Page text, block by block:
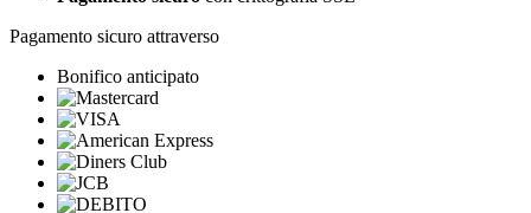
Pagamento sicuro attraverso
Bonifico anticipato